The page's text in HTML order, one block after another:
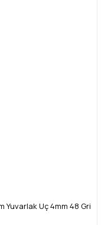
Yuvarlak Uç 4mm 48 Gri